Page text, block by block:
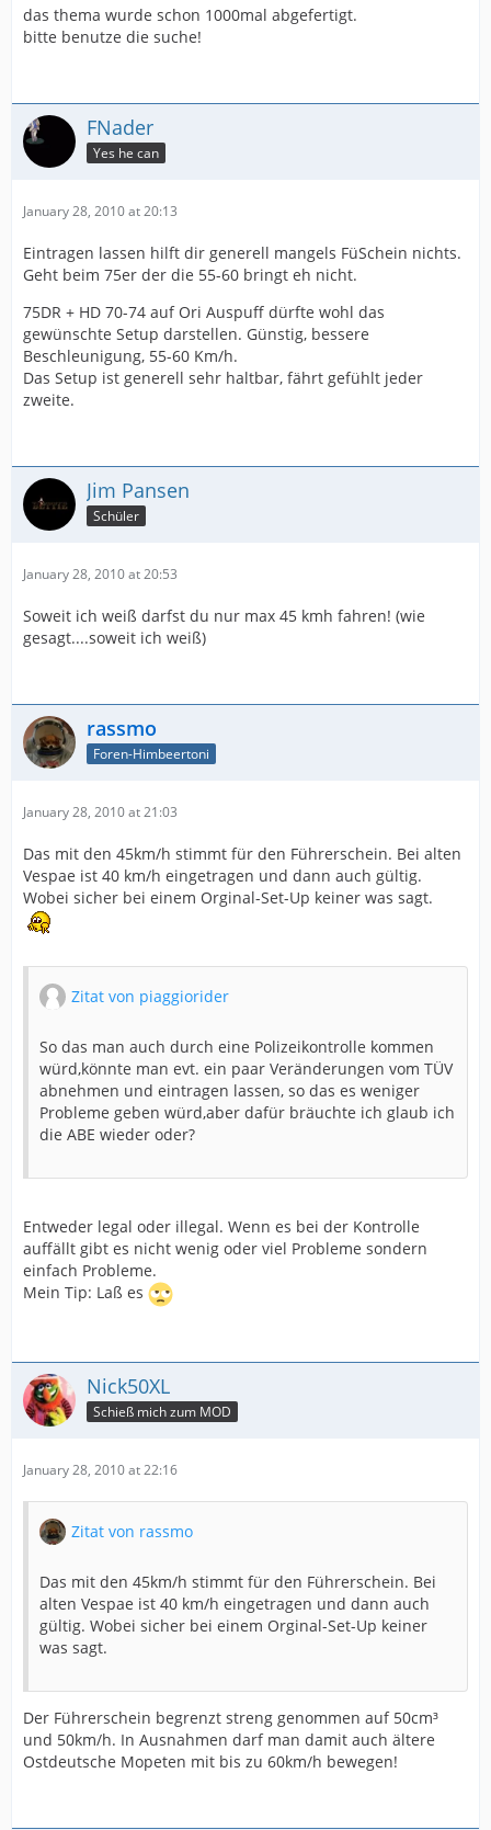
das thema wurde schon 1000mal abgefertigt.
bitte benutze die suche!
FNader
Yes he can
January 28, 2010 at 20:13
Eintragen lassen hilft dir generell mangels FüSchein nichts.
Geht beim 75er der die 55-60 bringt eh nicht.
75DR + HD 70-74 auf Ori Auspuff dürfte wohl das
gewünschte Setup darstellen. Günstig, bessere
Beschleunigung, 55-60 Km/h.
Das Setup ist generell sehr haltbar, fährt gefühlt jeder
zweite.
Jim Pansen
Schüler
January 28, 2010 at 20:53
Soweit ich weiß darfst du nur max 45 kmh fahren! (wie
gesagt....soweit ich weiß)
rassmo
Foren-Himbeertoni
January 28, 2010 at 21:03
Das mit den 45km/h stimmt für den Führerschein. Bei alten
Vespae ist 40 km/h eingetragen und dann auch gültig.
Wobei sicher bei einem Orginal-Set-Up keiner was sagt.
Zitat von piaggiorider
So das man auch durch eine Polizeikontrolle kommen
würd,könnte man evt. ein paar Veränderungen vom TÜV
abnehmen und eintragen lassen, so das es weniger
Probleme geben würd,aber dafür bräuchte ich glaub ich
die ABE wieder oder?
Entweder legal oder illegal. Wenn es bei der Kontrolle
auffällt gibt es nicht wenig oder viel Probleme sondern
einfach Probleme.
Mein Tip: Laß es
Nick50XL
Schieß mich zum MOD
January 28, 2010 at 22:16
Zitat von rassmo
Das mit den 45km/h stimmt für den Führerschein. Bei
alten Vespae ist 40 km/h eingetragen und dann auch
gültig. Wobei sicher bei einem Orginal-Set-Up keiner
was sagt.
Der Führerschein begrenzt streng genommen auf 50cm³
und 50km/h. In Ausnahmen darf man damit auch ältere
Ostdeutsche Mopeten mit bis zu 60km/h bewegen!